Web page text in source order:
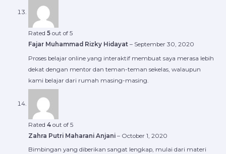
Rated 5out of 5
Fajar Muhammad Rizky Hidayat – September 30, 2020
Proses belajar online yang interaktif membuat saya merasa lebih
dekat dengan mentor dan teman-teman sekelas, walaupun
kami belajar dari rumah masing-masing.
Rated 4out of 5
Zahra Putri Maharani Anjani – October 1, 2020
Bimbingan yang diberikan sangat lengkap, mulai dari materi